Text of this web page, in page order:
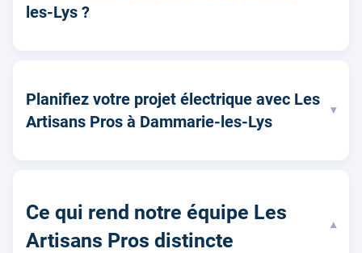
les-Lys ?
Planifiez votre projet électrique avec Les
Artisans Pros à Dammarie-les-Lys
▾
Ce qui rend notre équipe Les
Artisans Pros distincte
▾